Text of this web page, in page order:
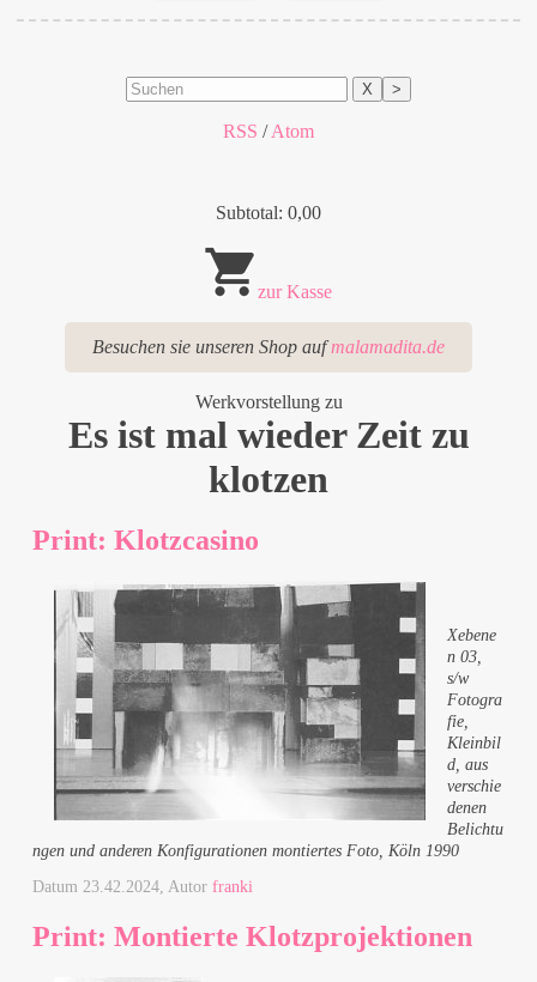
X >
RSS /Atom
Subtotal: 0,00
zur Kasse
Besuchen sie unseren Shop aufmalamadita.de
Werkvorstellung zu
Es ist mal wieder Zeit zu
klotzen
Print: Klotzcasino
Xebene
n 03,
s/w
Fotogra
fie,
Kleinbil
d, aus
verschie
denen
Belichtu
ngen und anderen Konfigurationen montiertes Foto, Köln 1990
Datum23.42.2024, Autorfranki
Print: Montierte Klotzprojektionen